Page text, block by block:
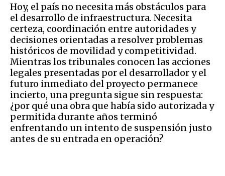
Hoy, el país no necesita más obstáculos para
el desarrollo de infraestructura. Necesita
certeza, coordinación entre autoridades y
decisiones orientadas a resolver problemas
históricos de movilidad y competitividad.
Mientras los tribunales conocen las acciones
legales presentadas por el desarrollador y el
futuro inmediato del proyecto permanece
incierto, una pregunta sigue sin respuesta:
¿por qué una obra que había sido autorizada y
permitida durante años terminó
enfrentando un intento de suspensión justo
antes de su entrada en operación?